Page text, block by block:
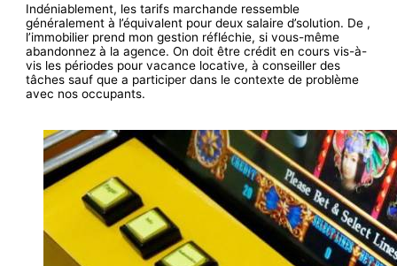
Indéniablement, les tarifs marchande ressemble
généralement à l’équivalent pour deux salaire d’solution. De ,
l’immobilier prend mon gestion réfléchie, si vous-même
abandonnez à la agence. On doit être crédit en cours vis-à-
vis les périodes pour vacance locative, à conseiller des
tâches sauf que a participer dans le contexte de problème
avec nos occupants.